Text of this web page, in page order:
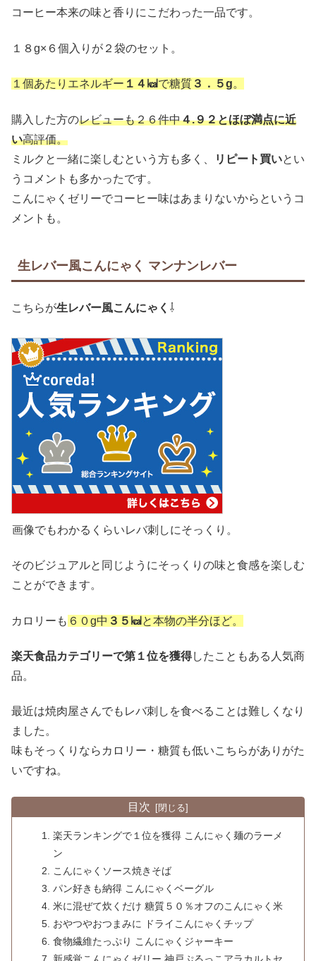
コーヒー本来の味と香りにこだわった一品です。
１８g×６個入りが２袋のセット。
１個あたりエネルギー １４㎉で糖質 ３．５g。
購入した方のレビューも２６件中４.９２とほぼ満点に近
い高評価。
ミルクと一緒に楽しむという方も多く、
リピート買いとい
うコメントも多かったです。
こんにゃくゼリーでコーヒー味はあまりないからというコ
メントも。
生レバー風こんにゃく マンナンレバー
こちらが生レバー風こんにゃく ⇩
画像でもわかるくらいレバ刺しにそっくり。
そのビジュアルと同じようにそっくりの味と食感を楽しむ
ことができます。
カロリーも ６０g中 ３５㎉ と本物の半分ほど。
楽天食品カテゴリーで第１位を獲得したこともある人気商
品。
最近は焼肉屋さんでもレバ刺しを食べることは難しくなり
ました。
味もそっくりならカロリー・糖質も低いこちらがありがた
いですね。
目次
楽天ランキングで１位を獲得 こんにゃく麺のラーメ
ン
こんにゃくソース焼きそば
パン好きも納得 こんにゃくベーグル
米に混ぜて炊くだけ 糖質５０％オフのこんにゃく米
おやつやおつまみに ドライこんにゃくチップ
食物繊維たっぷり こんにゃくジャーキー